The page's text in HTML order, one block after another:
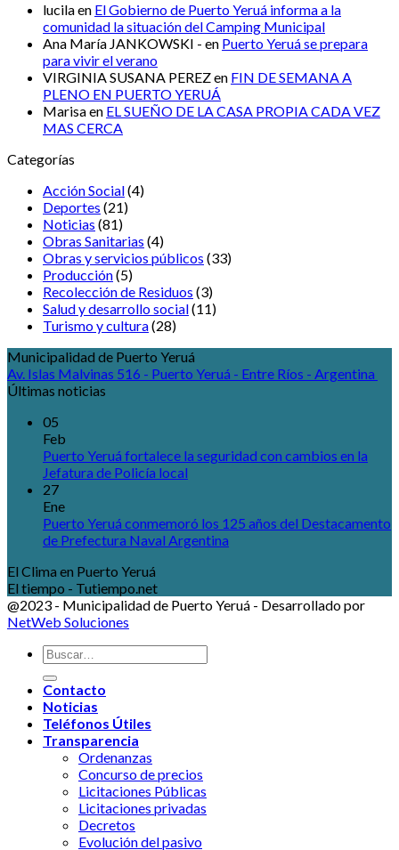
lucilaen El Gobierno de Puerto Yeruá informa a la
comunidad la situación del Camping Municipal
Ana María JANKOWSKI - en Puerto Yeruá se prepara
para vivir el verano
VIRGINIA SUSANA PEREZen FIN DE SEMANA A
PLENO EN PUERTO YERUÁ
Marisaen EL SUEÑO DE LA CASA PROPIA CADA VEZ
MAS CERCA
Categorías
Acción Social(4)
Deportes (21)
Noticias (81)
Obras Sanitarias (4)
Obras y servicios públicos (33)
Producción(5)
Recolección de Residuos (3)
Salud y desarrollo social(11)
Turismo y cultura(28)
Municipalidad de Puerto Yeruá
Av. Islas Malvinas 516 - Puerto Yeruá - Entre Ríos - Argentina
Últimas noticias
05
Feb
Puerto Yeruá fortalece la seguridad con cambios en la
Jefatura de Policía local
27
Ene
Puerto Yeruá conmemoró los 125 años del Destacamento
de Prefectura Naval Argentina
El Clima en Puerto Yeruá
El tiempo - Tutiempo.net
@2023 - Municipalidad de Puerto Yeruá - Desarrollado por
NetWeb Soluciones
Contacto
Noticias
Teléfonos Útiles
Transparencia
Ordenanzas
Concurso de precios
Licitaciones Públicas
Licitaciones privadas
Decretos
Evolución del pasivo